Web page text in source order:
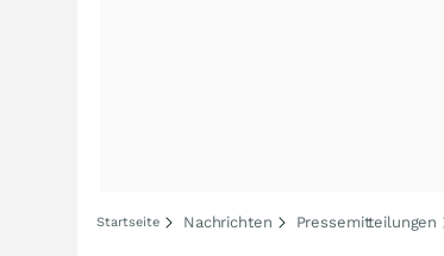
Startseite Nachrichten Pressemitteilungen